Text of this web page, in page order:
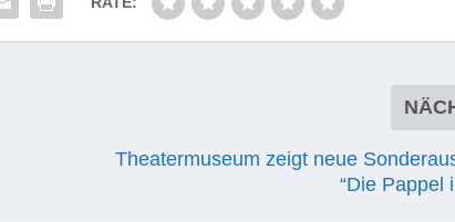
Theatermuseum zeigt neue
“Die Pappel